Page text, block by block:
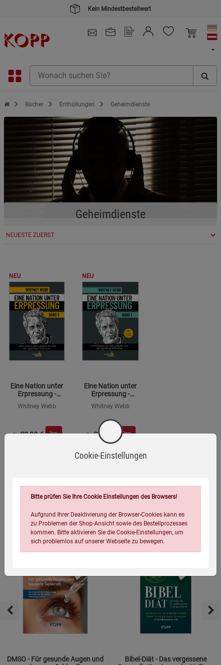
Kein Mindestbestellwert
Zur Startseite des Kopp Verlag Online-Shop
Bücher Enthüllungen Geheimdienste
Geheimdienste
NEU
Eine Nation unter
Erpressung -
Whitney Webb
29,90 €
NEU
Eine Nation unter
Erpressung -
Whitney Webb
29,90
Topseller Bücher
DMSO - Für gesunde Augen und
Bibel-Diät - Das vergessene
Cookie-Einstellungen
Bitte prüfen Sie Ihre Cookie Einstellungen des Browsers!
Aufgrund Ihrer Deaktivierung der Browser-Cookies kann es
zu Problemen der Shop-Ansicht sowie des Bestellprozesses
kommen. Bitte aktivieren Sie die Cookie-Einstellungen, um
sich problemlos auf unserer Webseite zu bewegen.
Einstellungen speichern für die GruppeEinstellungen speichern für die Gruppe
Zurück Einstellungen speichern für die Gruppe
Einwilligung nicht erteilen